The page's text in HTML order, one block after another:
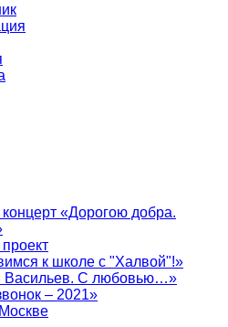
«Дорогою добра.
к школе с "Халвой"!»
Васильев. С любовью…»
– 2021»